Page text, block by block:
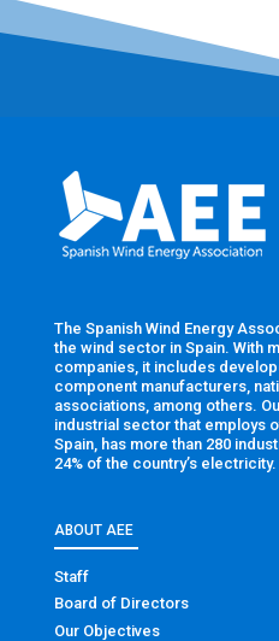
The Spanish Wind Energy
the wind sector in Spain. With
companies, it includes
component manufacturers,
associations, among others.
industrial sector that employs
Spain, has more than 280
24% of the country’s electricity.
ABOUT AEE
Staff
Board of Directors
Our Objectives